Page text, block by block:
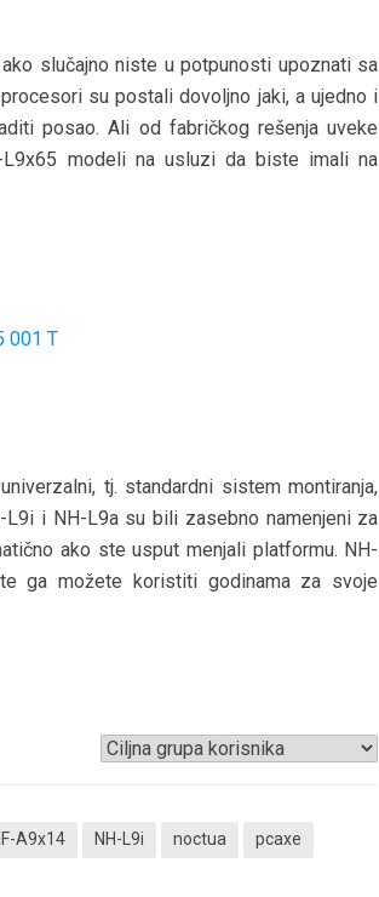
slučajno niste u potpunosti upoznati sa
su postali dovoljno jaki, a ujedno i
posao. Ali od fabričkog rešenja uveke
modeli na usluzi da biste imali na
tj. standardni sistem montiranja,
i NH-L9a su bili zasebno namenjeni za
ako ste usput menjali platformu. NH-
ga možete koristiti godinama za svoje
A9x14 NH-L9i noctua pcaxe